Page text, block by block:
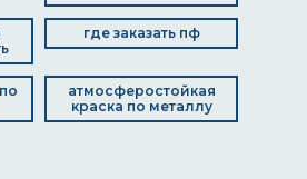
где заказать пф
атмосферостойкая
краска по металлу